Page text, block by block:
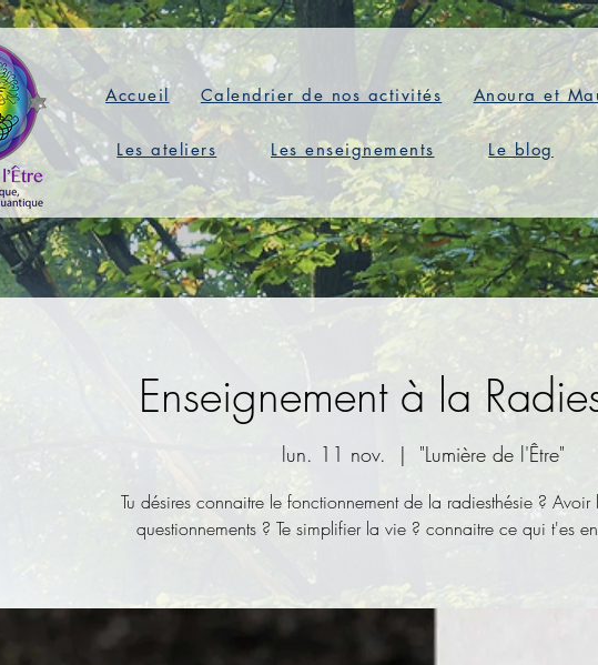
Accueil Calendrier de nos activités Anoura et
Les ateliers Les enseignements Le blog
Enseignement à la
lun. 11 nov.
  |
"Lumière de l'Être"
Tu désires connaitre le fonctionnement de la radiesthésie ? Avoir
questionnements ? Te simplifier la vie ? connaitre ce qui t'es